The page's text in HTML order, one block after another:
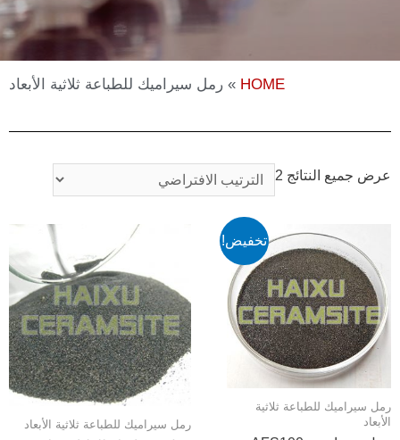
HOME
» رمل سيراميك للطباعة ثلاثية الأبعاد
جميع النتائج 2
تخفيض!
سيراميك للطباعة ثلاثية
رمل سيراميك للطباعة ثلاثية الأبعاد